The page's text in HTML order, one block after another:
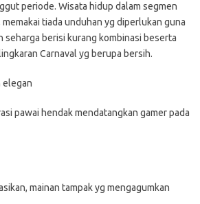
periode. Wisata hidup dalam segmen
tiada unduhan yg diperlukan guna
seharga berisi kurang kombinasi beserta
Carnaval yg berupa bersih.
elegan
pawai hendak mendatangkan gamer pada
mainan tampak yg mengagumkan